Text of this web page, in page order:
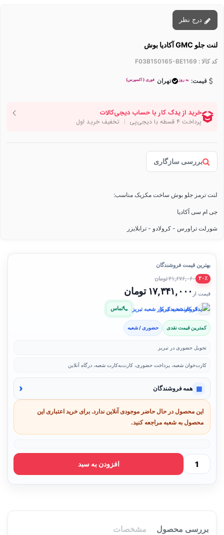
لنت جلو GMC آکادیا بوش
کد کالا : F03B150165-BE1169
قیمت: به روز تهران فوری ( اکسپرس)
بررسی سازگاری
لنت ترمز جلو بوش ساخت مکزیک مناسب:
جی ام سی آکادیا
شورلت تراورس - کرولادو - ترابلایزر
بهترین قیمت فروشندگان
۲۰٪ ۲۱,۶۷۶,۰۶۰ تومان
قیمت از ۱۷,۳۴۱,۰۰۰ تومان
فروشنده: یدک کار شعبه تبریز تماس
کمترین قیمت نقدی حضوری / شعبه
تحویل حضوری در تبریز
کارت‌خوان شعبه، پرداخت حضوری، کارت‌به‌کارت شعبه، درگاه آنلاین
▦ همه فروشندگان ‹
این محصول در حال حاضر موجودی آنلاین ندارد. برای خرید اعتباری این
محصول به شعبه مراجعه کنید.
افزودن به سبد
بررسی محصول مشخصات